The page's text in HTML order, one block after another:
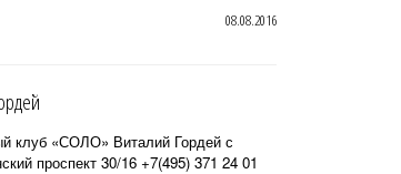
08.08.2016
клуб «СОЛО» Виталий Гордей с
проспект 30/16 +7(495) 371 24 01